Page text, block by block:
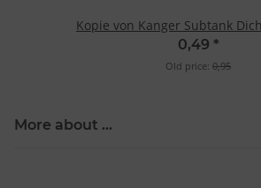
Kopie von Kanger Subtank
0,49 *
Old price: 0,95
More about ...